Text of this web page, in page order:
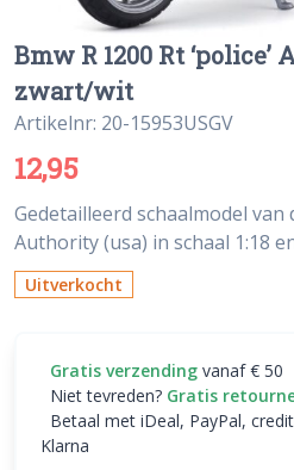
Bmw R 1200 Rt ‘police’
zwart/wit
Artikelnr: 20-15953USGV
12,95
Gedetailleerd schaalmodel van
Authority (usa) in schaal 1:18
Uitverkocht
Gratis verzending vanaf € 50
Niet tevreden? Gratis
Betaal met iDeal, PayPal,
Klarna